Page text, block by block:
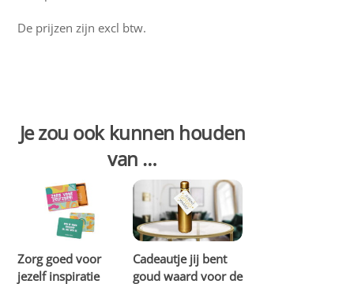
De prijzen zijn excl btw.
Je zou ook kunnen houden
van …
Zorg goed voor
jezelf inspiratie
Cadeautje jij bent
goud waard voor de